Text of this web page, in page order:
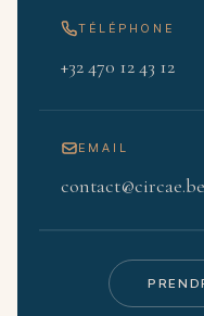
TÉLÉPHONE
+32 470 12 43 12
EMAIL
contact@circae.be